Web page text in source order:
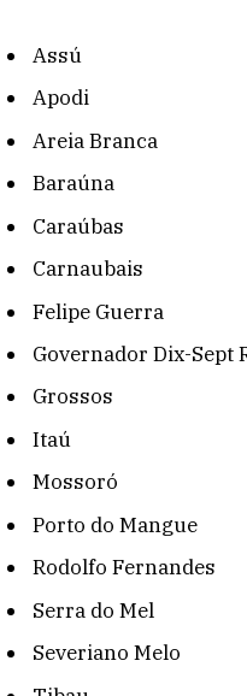
Assú
Apodi
Areia Branca
Baraúna
Caraúbas
Carnaubais
Felipe Guerra
Governador Dix-Sept
Grossos
Itaú
Mossoró
Porto do Mangue
Rodolfo Fernandes
Serra do Mel
Severiano Melo